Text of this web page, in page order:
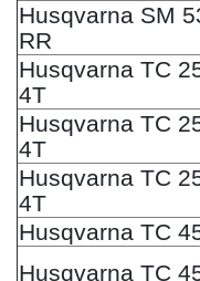
Husqvarna SM
RR
Husqvarna TC
4T
Husqvarna TC
4T
Husqvarna TC
4T
Husqvarna TC
Husqvarna TC